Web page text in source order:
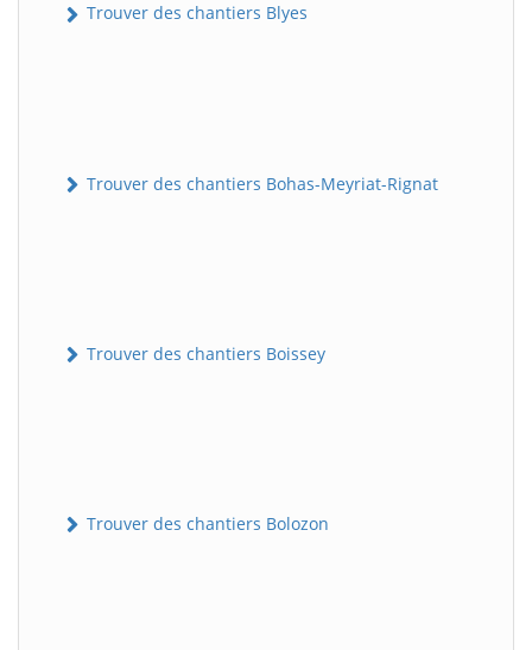
Trouver des chantiers Blyes
Trouver des chantiers Bohas-Meyriat-Rignat
Trouver des chantiers Boissey
Trouver des chantiers Bolozon